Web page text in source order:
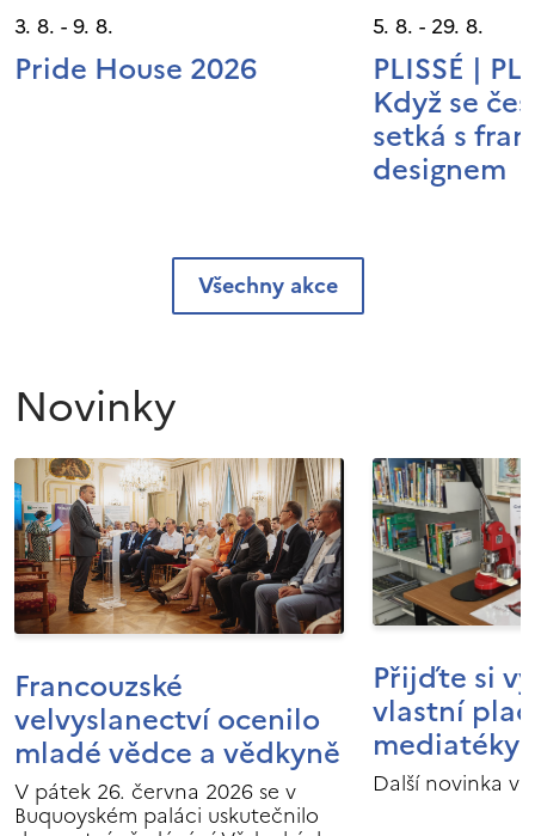
3. 8. - 9. 8.
Pride House 2026
5. 8. - 29. 8.
PLISSÉ |
Když se
setká s
designem
Všechny akce
Novinky
Francouzské
velvyslanectví ocenilo
mladé vědce a vědkyně
V pátek 26. června 2026 se v
Buquoyském paláci uskutečnilo
Přijďte si
vlastní
mediatéky
Další novinka v